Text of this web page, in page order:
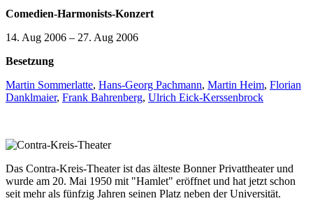
Comedien-Harmonists-Konzert
14. Aug 2006 – 27. Aug 2006
Besetzung
Martin Sommerlatte, Hans-Georg Pachmann, Martin Heim, Florian
Danklmaier, Frank Bahrenberg, Ulrich Eick-Kerssenbrock
Das Contra-Kreis-Theater ist das älteste Bonner Privattheater und
wurde am 20. Mai 1950 mit "Hamlet" eröffnet und hat jetzt schon
seit mehr als fünfzig Jahren seinen Platz neben der Universität.